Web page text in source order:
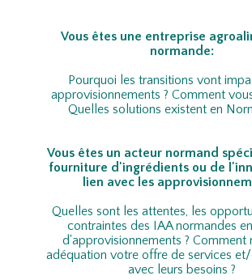
Vous êtes une entreprise
normande:​
Pourquoi les transitions vont
approvisionnements ? Comment
Quelles solutions existent en
Vous êtes un acteur normand
fourniture d'ingrédients ou de
lien avec les
Quelles sont les attentes, les
contraintes des IAA normandes
d'approvisionnements ? Comment
adéquation votre offre de services
avec leurs besoins ?